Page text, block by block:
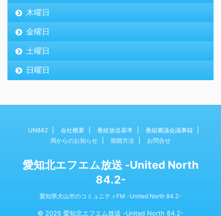
木曜日
金曜日
土曜日
日曜日
UN842 会社概要 番組放送基準
番組審議会議事録
局からのお知らせ
視聴方法 お問合せ
愛知北エフエム放送 -United North
84.2-
愛知県犬山市のコミュニティFM -United North 84.2-
© 2026 愛知北エフエム放送 -United North 84.2-